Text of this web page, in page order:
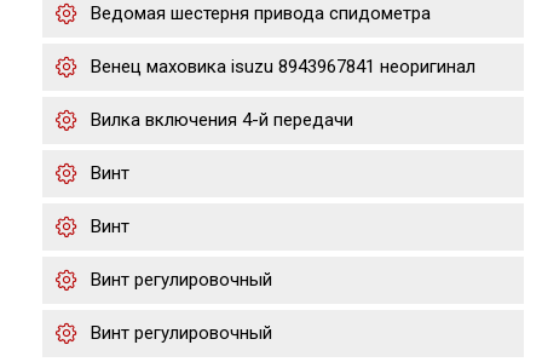
Ведомая шестерня привода спидометра
Венец маховика isuzu 8943967841 неоригинал
Вилка включения 4-й передачи
Винт
Винт
Винт регулировочный
Винт регулировочный